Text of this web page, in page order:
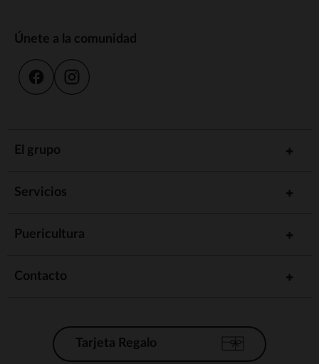
Únete a la comunidad
El grupo
Servicios
Puericultura
Contacto
Tarjeta Regalo